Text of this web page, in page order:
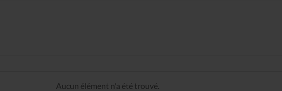
Aucun élément n'a été trouvé.